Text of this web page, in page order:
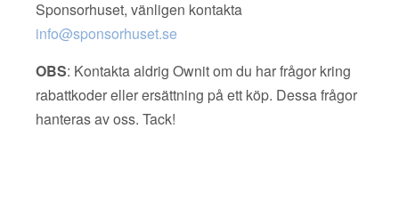
Sponsorhuset, vänligen kontakta
info@sponsorhuset.se
OBS: Kontakta aldrig Ownit om du har frågor kring
rabattkoder eller ersättning på ett köp. Dessa frågor
hanteras av oss. Tack!